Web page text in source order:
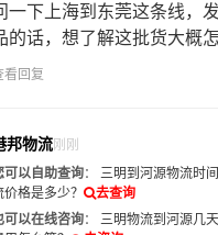
一下上海到东莞这条线，
的话，想了解这批货大概
看回复
邦物流刚刚
可以自助查询： 三明到河源物流时间
价格是多少？
去查询
可以在线咨询： 三明物流到河源几天